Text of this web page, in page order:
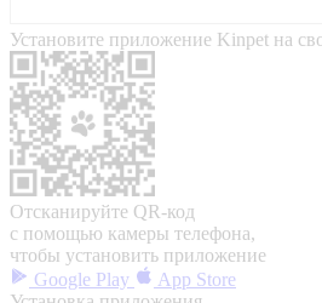
Установите приложение Kinpet на
Отсканируйте QR-код
с помощью камеры телефона,
чтобы установить приложение
Google Play
App Store